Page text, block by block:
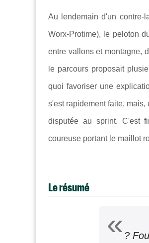
Au lendemain d'un contre-
Worx-Protime), le peloton
entre vallons et montagne,
le parcours proposait
quoi favoriser une
s'est rapidement faite,
disputée au sprint. C'est
coureuse portant le maillot
Le résumé
?